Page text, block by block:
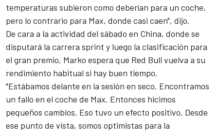
temperaturas subieron como deberían para un coche,
pero lo contrario para Max, donde casi caen", dijo.
De cara a la actividad del sábado en China, donde se
disputará la carrera sprint y luego la clasificación para
el gran premio, Marko espera que Red Bull vuelva a su
rendimiento habitual si hay buen tiempo.
"Estábamos delante en la sesión en seco. Encontramos
un fallo en el coche de Max. Entonces hicimos
pequeños cambios. Eso tuvo un efecto positivo. Desde
ese punto de vista, somos optimistas para la